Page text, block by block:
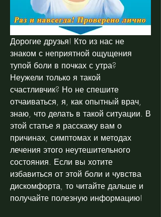
Дорогие друзья! Кто из нас не
знаком с неприятной ощущения
тупой боли в почках с утра?
Неужели только я такой
счастливчик? Но не спешите
отчаиваться, я, как опытный врач,
знаю, что делать в такой ситуации. В
этой статье я расскажу вам о
причинах, симптомах и методах
лечения этого неутешительного
состояния. Если вы хотите
избавиться от этой боли и чувства
дискомфорта, то читайте дальше и
получайте полезную информацию!